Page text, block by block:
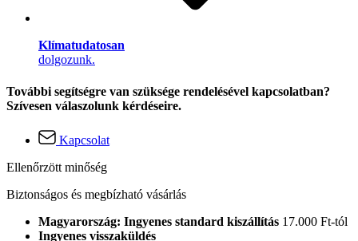
Klímatudatosan
dolgozunk.
További segítségre van szüksége rendelésével kapcsolatban?
Szívesen válaszolunk kérdéseire.
Kapcsolat
Ellenőrzött minőség
Biztonságos és megbízható vásárlás
Magyarország: Ingyenes standard kiszállítás 17.000 Ft-tól
Ingyenes visszaküldés